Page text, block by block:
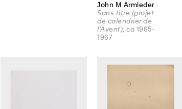
John M Armleder
Sans titre (projet
de calendrier de
l'Avent) , ca 1965-
1967